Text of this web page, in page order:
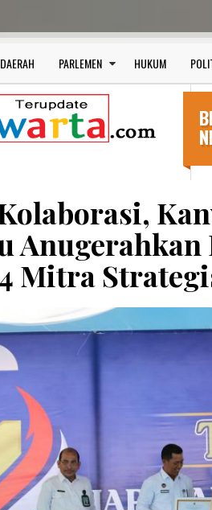
DAERAH PARLEMEN HUKUM
Anugerahkan
Mitra